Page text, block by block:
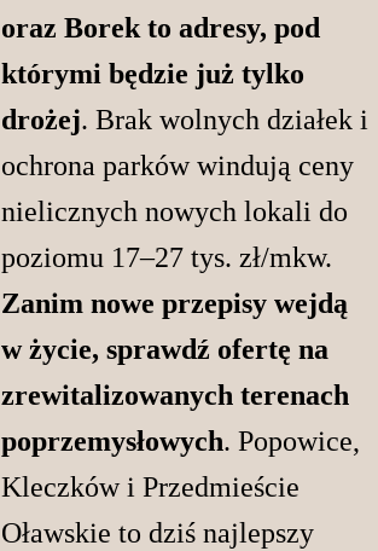
oraz Borek to adresy, pod
którymi będzie już tylko
drożej. Brak wolnych działek i
ochrona parków windują ceny
nielicznych nowych lokali do
poziomu 17–27 tys. zł/mkw.
Zanim nowe przepisy wejdą
w życie, sprawdź ofertę na
zrewitalizowanych terenach
poprzemysłowych. Popowice,
Kleczków i Przedmieście
Oławskie to dziś najlepszy